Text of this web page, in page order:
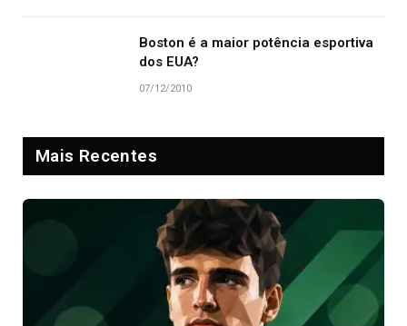
Boston é a maior potência esportiva
dos EUA?
07/12/2010
Mais Recentes